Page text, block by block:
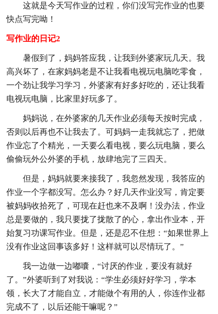
这就是今天写作业的过程，你们没写完作业的也要
快点写完呦！
写作业的日记2
暑假到了，妈妈答应我，让我到外婆家玩几天。我
高兴坏了，在家妈妈老是不让我看电视玩电脑吃零食，
一个劲让我学习学习，外婆家有好多好吃的，还让我看
电视玩电脑，比家里好玩多了。
妈妈说，在外婆家的几天作业必须每天按时完成，
否则以后再也不让我去了。可妈妈一走我就忘了，把做
作业忘了个精光，一天要么看电视，要么玩电脑，要么
偷偷玩外公外婆的手机，放肆地完了三四天。
但是，妈妈就要来接我了，我忽然发现，我答应的
作业一个字都没写。怎么办？好几天作业没写，肯定要
被妈妈收拾死了，可现在赶也来不及啊！没办法，作业
总是要做的，我只要拢了拢散了的心，拿出作业本，开
始复习功课写作业。但是，还是忍不住想：“如果世界上
没有作业这回事该多好！这样就可以尽情玩了。”
我一边做一边嘟囔，“讨厌的作业，要没有就好
了。”外婆听到了对我说：“学生必须好好学习，学本
领，长大了才能自立，才能做个有用的人，你连作业都
完成不了，以后还能干嘛呢？”